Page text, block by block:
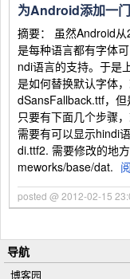
为Android添加一
摘要： 虽然Android
是每种语言都有字体
ndi语言的支持。于是
是如何替换默认字体
dSansFallback.ttf，
只要有下面几个步骤
需要有可以显示hindi
di.ttf2. 需要修改的地
meworks/base/dat.
posted @ 2012-02-15
导航
博客园